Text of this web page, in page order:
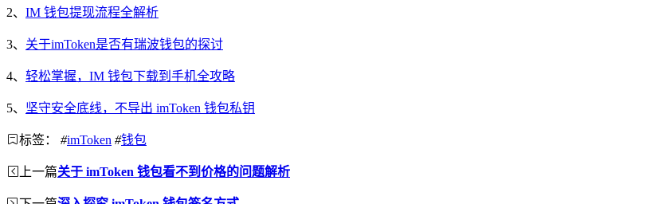
2、 IM 钱包提现流程全解析
3、 关于imToken是否有瑞波钱包的探讨
4、 轻松掌握，IM 钱包下载到手机全攻略
5、 坚守安全底线，不导出 imToken 钱包私钥
标签： #imToken #钱包
上一篇关于 imToken 钱包看不到价格的问题解析